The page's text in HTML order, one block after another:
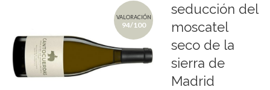
VALORACIÓN
94/100
seducción del
moscatel
seco de la
sierra de
Madrid